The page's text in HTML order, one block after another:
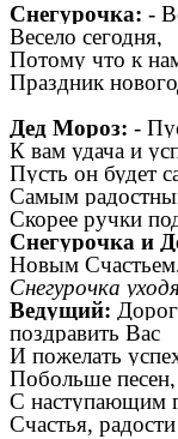
Снегурочка: -
Весело сегодня,
Потому что к
Праздник
Дед Мороз: -
К вам удача и
Пусть он будет
Самым
Скорее ручки
Снегурочка и
Новым
Снегурочка
Ведущий:
поздравить Вас
И пожелать
Побольше
С наступающим
Счастья,